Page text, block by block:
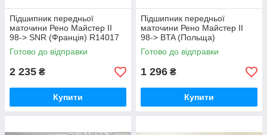
Підшипник передньої
маточини Рено Майстер II
98-> SNR (Франція) R14017
Готово до відправки
2 235 ₴
Купити
Підшипник передньої
маточини Рено Майстер II
98-> BTA (Польща)
H1R025BTA
Готово до відправки
1 296 ₴
Купити